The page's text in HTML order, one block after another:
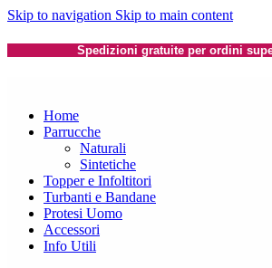
Skip to navigation Skip to main content
Spedizioni gratuite per ordini
Home
Parrucche
Naturali
Sintetiche
Topper e Infoltitori
Turbanti e Bandane
Protesi Uomo
Accessori
Info Utili